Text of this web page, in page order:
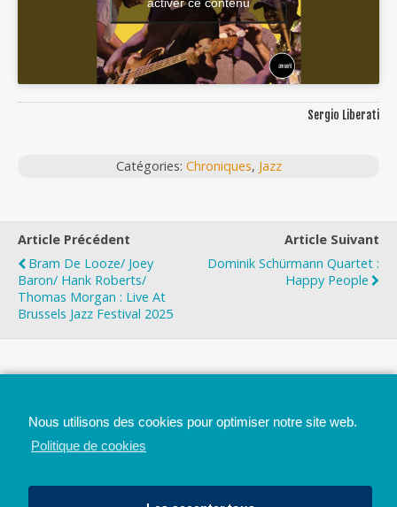
Sergio Liberati
Catégories: Chroniques, Jazz
Article Précédent
Bram De Looze/ Joey
Baron/ Hank Roberts/
Thomas Morgan : Live At
Brussels Jazz Festival 2025
Article Suivant
Dominik Schürmann Quartet :
Happy People
Nous utilisons des cookies pour optimiser notre site web.
Politique de cookies